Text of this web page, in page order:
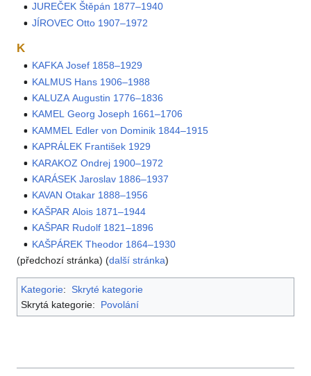
JUREČEK Štěpán 1877–1940
JÍROVEC Otto 1907–1972
K
KAFKA Josef 1858–1929
KALMUS Hans 1906–1988
KALUZA Augustin 1776–1836
KAMEL Georg Joseph 1661–1706
KAMMEL Edler von Dominik 1844–1915
KAPRÁLEK František 1929
KARAKOZ Ondrej 1900–1972
KARÁSEK Jaroslav 1886–1937
KAVAN Otakar 1888–1956
KAŠPAR Alois 1871–1944
KAŠPAR Rudolf 1821–1896
KAŠPÁREK Theodor 1864–1930
(předchozí stránka) (další stránka)
Kategorie: Skryté kategorie
Skrytá kategorie:
Povolání